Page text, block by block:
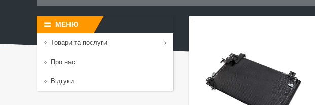
Товари та послуги
Про нас
Відгуки